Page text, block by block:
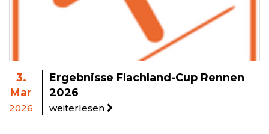
3.
Mar
2026
Ergebnisse Flachland-Cup Rennen
2026
weiterlesen